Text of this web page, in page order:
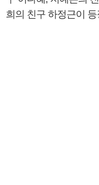
희의 친구 하정근이